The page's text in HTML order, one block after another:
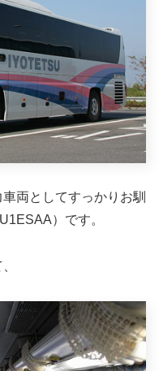
両としてすっかりお馴
）です。